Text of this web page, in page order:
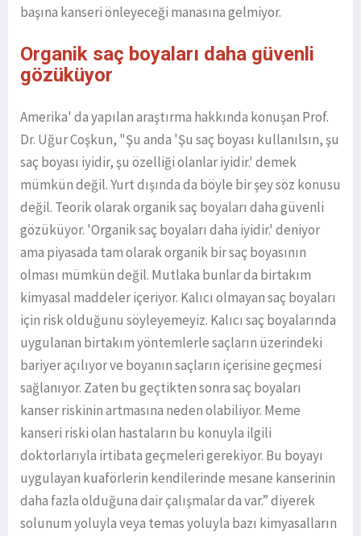
başına kanseri önleyeceği manasına gelmiyor.
Organik saç boyaları daha güvenli
gözüküyor
Amerika' da yapılan araştırma hakkında konuşan Prof.
Dr. Uğur Coşkun, "Şu anda 'Şu saç boyası kullanılsın, şu
saç boyası iyidir, şu özelliği olanlar iyidir.' demek
mümkün değil. Yurt dışında da böyle bir şey söz konusu
değil. Teorik olarak organik saç boyaları daha güvenli
gözüküyor. 'Organik saç boyaları daha iyidir.' deniyor
ama piyasada tam olarak organik bir saç boyasının
olması mümkün değil. Mutlaka bunlar da birtakım
kimyasal maddeler içeriyor. Kalıcı olmayan saç boyaları
için risk olduğunu söyleyemeyiz. Kalıcı saç boyalarında
uygulanan birtakım yöntemlerle saçların üzerindeki
bariyer açılıyor ve boyanın saçların içerisine geçmesi
sağlanıyor. Zaten bu geçtikten sonra saç boyaları
kanser riskinin artmasına neden olabiliyor. Meme
kanseri riski olan hastaların bu konuyla ilgili
doktorlarıyla irtibata geçmeleri gerekiyor. Bu boyayı
uygulayan kuaförlerin kendilerinde mesane kanserinin
daha fazla olduğuna dair çalışmalar da var.” diyerek
solunum yoluyla veya temas yoluyla bazı kimyasalların